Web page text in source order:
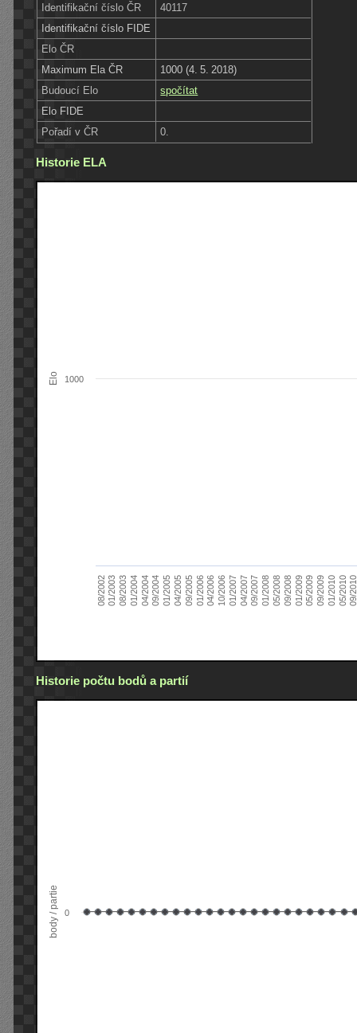
Identifikační číslo ČR
40117
Identifikační číslo FIDE
Elo ČR
Maximum Ela ČR
1000 (4. 5. 2018)
Budoucí Elo
spočítat
Elo FIDE
Pořadí v ČR
0.
Historie ELA
Elo
08/200201/200308/200301/200404/200409/200401/200504/200509/200501/200604/200610/200601/200704/200709/200701/200805/200809/200801/200905/200909/200901/201005/201009/
1000
Historie počtu bodů a partií
body / partie 0